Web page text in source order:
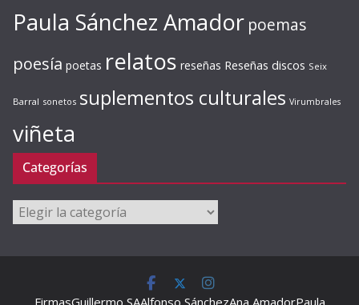
Paula Sánchez Amador poemas
poesía poetas relatos reseñas Reseñas discos Seix
Barral sonetos suplementos culturales Virumbrales
viñeta
Categorías
Categorías